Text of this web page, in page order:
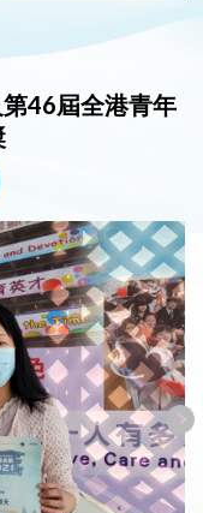
46屆全港青年